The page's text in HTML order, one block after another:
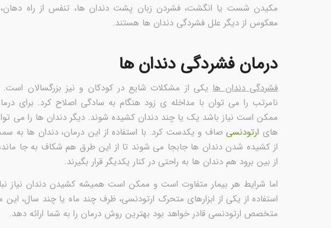
مکیدن شست یا انگشت، فشردن زبان پشت دندان ها، تنفس از راه دهان،
معکوس از دیگر علل فشردگی دندان ها هستند.
درمان فشردگی دندان ها
فشردگی دندان هایکی از مشکلات شایع در کودکان و نیز بزرگسالان
نامرتب را می توان با مداخله ی زود هنگام به سادگی اصلاح کرد. برای
ممکن است نیاز باشد یک یا چند دندان کشیده شوند. دیگر دندان ها را می
های ارتودنسیصاف و یکدست کرد. با استفاده از این درمان، دندان ها به
از کشیده شدن دندان ها جابجا می شوند تا از این طرق هم شکاف به جا
از بین برود هم دندان ها به راحتی در کنار یکدیگر قرار بگیرند.
اما شرایط هر بیمار متفاوت است و ممکن است همیشه کشیدن دندان نیاز
استفاده از یکی از ابزارهای متحرک ارتودنسی، ظرف چند ماه یا چند سال،
متخصص ارتودنسی قادر خواهد بود بهترین روش درمان را به شما ارائه دهد.